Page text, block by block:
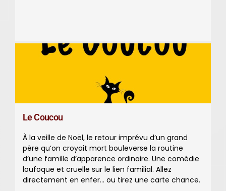
Le Coucou
À la veille de Noël, le retour imprévu d’un grand
père qu’on croyait mort bouleverse la routine
d’une famille d’apparence ordinaire. Une comédie
loufoque et cruelle sur le lien familial. Allez
directement en enfer… ou tirez une carte chance.